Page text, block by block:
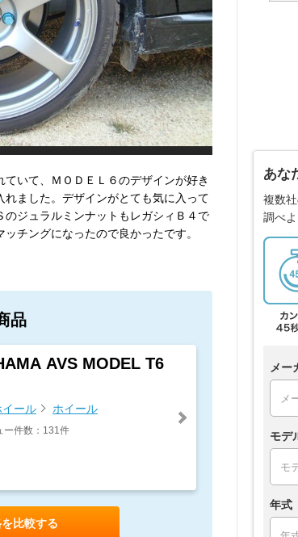
いて、ＭＯＤＥＬ６のデザインが好き
ました。デザインがとても気に入って
ジュラルミンナットもレガシィＢ４で
チングになったので良かったです。
品
AVS MODEL T6
イール ホイール
ー件数：131件
比較する
あな
複数
調べよ
メー
モデ
年式